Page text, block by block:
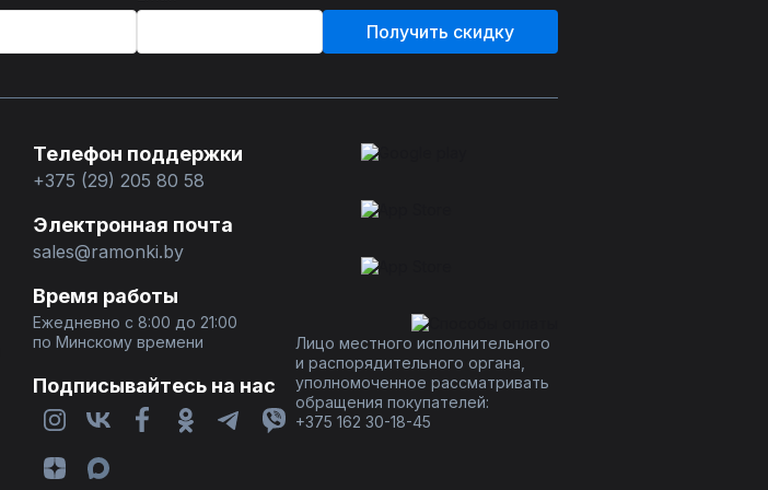
Получить скидку
Телефон поддержки
+375 (29) 205 80 58
Электронная почта
sales@ramonki.by
Время работы
Ежедневно с 8:00 до 21:00
по Минскому времени
Подписывайтесь на нас
Лицо местного исполнительного
и распорядительного органа,
уполномоченное рассматривать
обращения покупателей:
+375 162 30-18-45